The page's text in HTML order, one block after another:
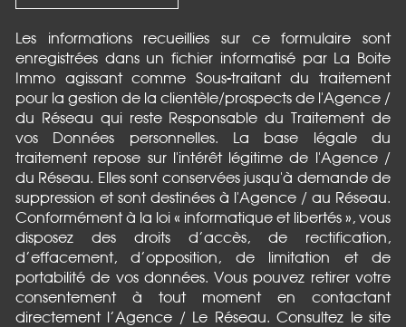
Les informations recueillies sur ce formulaire sont
enregistrées dans un fichier informatisé par La Boite
Immo agissant comme Sous-traitant du traitement
pour la gestion de la clientèle/prospects de l'Agence /
du Réseau qui reste Responsable du Traitement de
vos Données personnelles. La base légale du
traitement repose sur l'intérêt légitime de l'Agence /
du Réseau. Elles sont conservées jusqu'à demande de
suppression et sont destinées à l'Agence / au Réseau.
Conformément à la loi « informatique et libertés », vous
disposez des droits d’accès, de rectification,
d’effacement, d’opposition, de limitation et de
portabilité de vos données. Vous pouvez retirer votre
consentement à tout moment en contactant
directement l’Agence / Le Réseau. Consultez le site